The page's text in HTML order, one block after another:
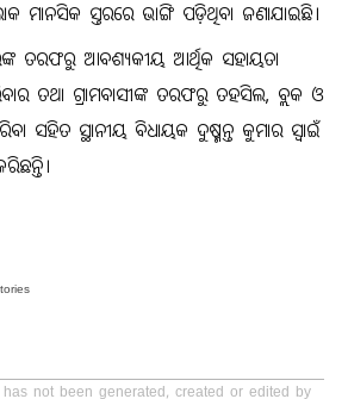
ମାନସିକ ସ୍ତରରେ ଭାଙ୍ଗି ପଡ଼ିଥିବା ଜଣାଯାଇଛି।
ତରଫରୁ ଆବଶ୍ୟକୀୟ ଆର୍ଥିକ ସହାୟତା
ତଥା ଗ୍ରାମବାସୀଙ୍କ ତରଫରୁ ତହସିଲ, ବ୍ଲକ ଓ
ସହିତ ସ୍ଥାନୀୟ ବିଧାୟକ ଦୁଷ୍ମନ୍ତ କୁମାର ସ୍ୱାଇଁ
not been generated, created or edited by